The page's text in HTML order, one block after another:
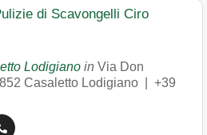
di Scavongelli Ciro
Lodigiano in Via Don
Casaletto Lodigiano
+39